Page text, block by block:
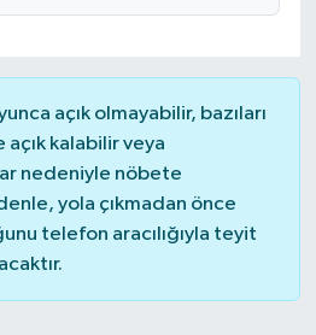
açık olmayabilir, bazıları
kalabilir veya
nedeniyle nöbete
yola çıkmadan önce
telefon aracılığıyla teyit